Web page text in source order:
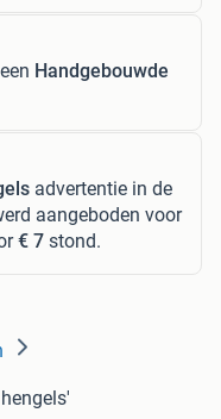
Handgebouwde
advertentie in de
aangeboden voor
€ 7 stond.